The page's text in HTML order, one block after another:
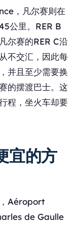
，凡尔赛则在
公里。RER B
尔赛的RER C沿
不交汇，因此每
并且至少需要换
的摆渡巴士。这
程，坐火车却要
宜的方
Aéroport
de Gaulle